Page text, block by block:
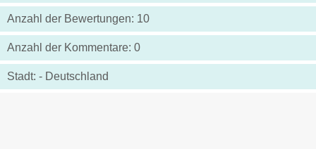
Anzahl der Bewertungen: 10
Anzahl der Kommentare: 0
Stadt: - Deutschland